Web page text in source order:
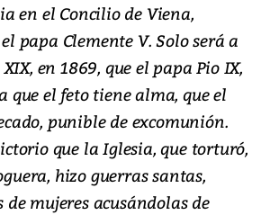
en el Concilio de Viena,
papa Clemente V. Solo será a
en 1869, que el papa Pio IX,
que el feto tiene alma, que el
punible de excomunión.
que la Iglesia, que torturó,
hizo guerras santas,
de mujeres acusándolas de